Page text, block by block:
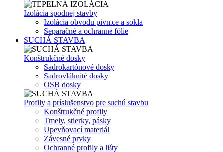
Izolácia spodnej stavby
Izolácia obvodu pivnice a sokla
Separačné a ochranné fólie
SUCHÁ STAVBA
Konštrukčné dosky
Sadrokartónové dosky
Sadrovláknité dosky
OSB dosky
Profily a príslušenstvo pre suchú stavbu
Konštrukčné profily
Tmely, stierky, pásky
Upevňovací materiál
Závesné prvky
Ochranné profily a lišty